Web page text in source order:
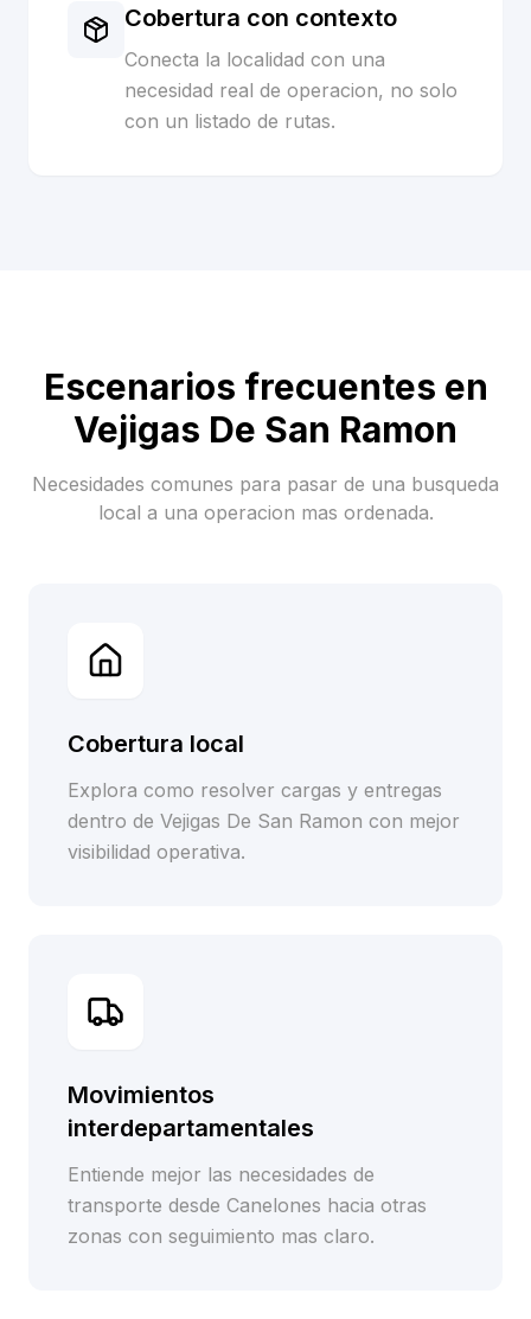
Cobertura con contexto
Conecta la localidad con una
necesidad real de operacion, no solo
con un listado de rutas.
Escenarios frecuentes en
Vejigas De San Ramon
Necesidades comunes para pasar de una busqueda
local a una operacion mas ordenada.
Cobertura local
Explora como resolver cargas y entregas
dentro de Vejigas De San Ramon con mejor
visibilidad operativa.
Movimientos
interdepartamentales
Entiende mejor las necesidades de
transporte desde Canelones hacia otras
zonas con seguimiento mas claro.